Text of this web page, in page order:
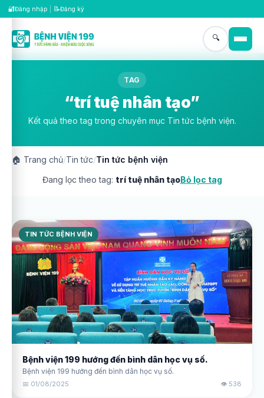
🔐Đăng nhập 📝Đăng ký
🔍
TAG
“trí tuệ nhân tạo”
Kết quả theo tag trong chuyên mục Tin tức bệnh viện.
🏠 Trang chủ/Tin tức/Tin tức bệnh viện
Đang lọc theo tag: trí tuệ nhân tạoBỏ lọc tag
TIN TỨC BỆNH VIỆN
Bệnh viện 199 hướng đến bình dân học vụ số.
Bệnh viện 199 hướng đến bình dân học vụ số.
📅 01/08/2025 👁️ 538